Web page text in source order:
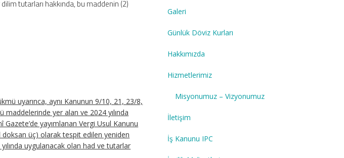
tutarları hakkında, bu maddenin (2)
uyarınca, aynı Kanunun 9/10, 21, 23/8,
yer alan ve 2024 yılında
yayımlanan Vergi Usul Kanunu
doksan üç) olarak tespit edilen yeniden
uygulanacak olan had ve tutarlar
Galeri
Günlük Döviz Kurları
Hakkımızda
Hizmetlerimiz
Misyonumuz – Vizyonumuz
İletişim
İş Kanunu IPC